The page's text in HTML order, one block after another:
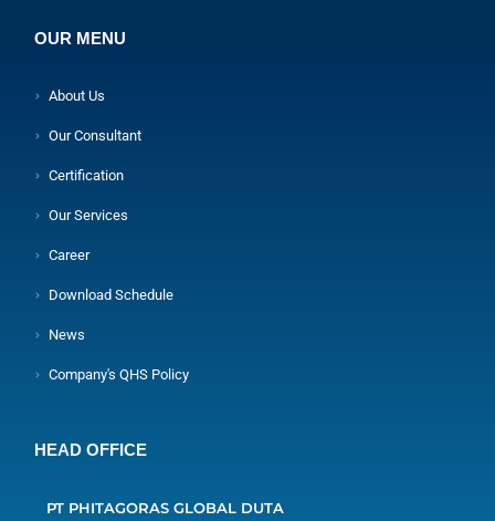
OUR MENU
About Us
Our Consultant
Certification
Our Services
Career
Download Schedule
News
Company's QHS Policy
HEAD OFFICE
PT PHITAGORAS GLOBAL DUTA